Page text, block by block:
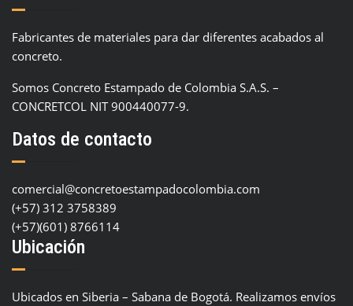
Fabricantes de materiales para dar diferentes acabados al
concreto.
Somos Concreto Estampado de Colombia S.A.S. –
CONCRETCOL NIT 900440077-9.
Datos de contacto
comercial@concretoestampadocolombia.com
(+57) 312 3758389
(+57)(601) 8766114
Ubicación
Ubicados en Siberia – Sabana de Bogotá. Realizamos envíos